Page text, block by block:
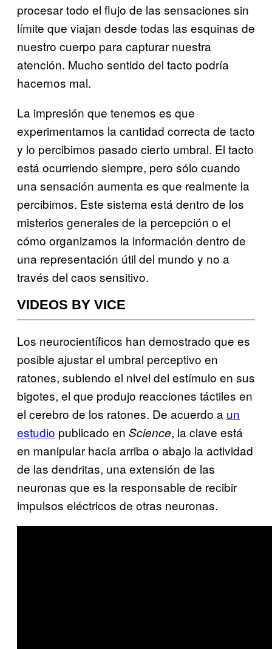
procesar todo el flujo de las sensaciones sin
límite que viajan desde todas las esquinas de
nuestro cuerpo para capturar nuestra
atención. Mucho sentido del tacto podría
hacernos mal.
La impresión que tenemos es que
experimentamos la cantidad correcta de tacto
y lo percibimos pasado cierto umbral. El tacto
está ocurriendo siempre, pero sólo cuando
una sensación aumenta es que realmente la
percibimos. Este sistema está dentro de los
misterios generales de la percepción o el
cómo organizamos la información dentro de
una representación útil del mundo y no a
través del caos sensitivo.
VIDEOS BY VICE
Los neurocientíficos han demostrado que es
posible ajustar el umbral perceptivo en
ratones, subiendo el nivel del estímulo en sus
bigotes, el que produjo reacciones táctiles en
el cerebro de los ratones. De acuerdo a un
estudio publicado en Science, la clave está
en manipular hacia arriba o abajo la actividad
de las dendritas, una extensión de las
neuronas que es la responsable de recibir
impulsos eléctricos de otras neuronas.